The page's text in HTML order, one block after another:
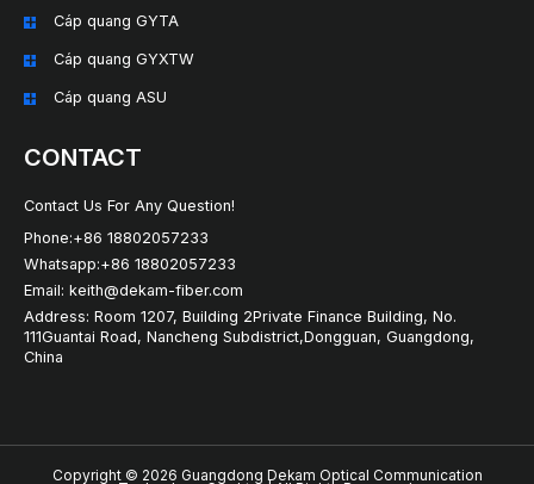
Cáp quang GYTA
Cáp quang GYXTW
Cáp quang ASU
CONTACT
Contact Us For Any Question!
Phone:+86 18802057233
Whatsapp:+86 18802057233
Email: keith@dekam-fiber.com
Address: Room 1207, Building 2Private Finance Building, No.
111Guantai Road, Nancheng Subdistrict,Dongguan, Guangdong,
China
Copyright © 2026 Guangdong Dekam Optical Communication